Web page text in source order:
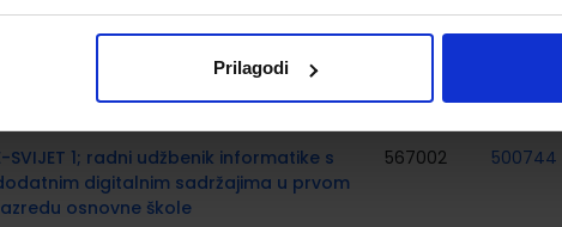
Prilagodi
ŠKOLSKA KNJIGA d.d.
Registarski broj
6123-DOM3
SVIJET 1; radni udžbenik informatike s
digitalnim sadržajima u prvom
osnovne škole
567002 500744